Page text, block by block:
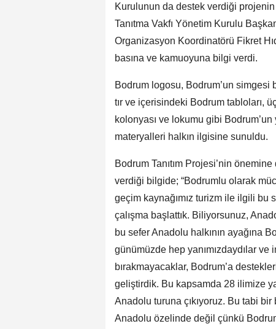
Kurulunun da destek verdiği projenin
Tanıtma Vakfı Yönetim Kurulu
Organizasyon Koordinatörü Fikret
basına ve kamuoyuna bilgi verdi.
Bodrum logosu, Bodrum’un
tır ve içerisindeki Bodrum tabloları,
kolonyası ve lokumu gibi
materyalleri halkın ilgisine sunuldu.
Bodrum Tanıtım Projesi’nin
verdiği bilgide; “Bodrumlu olarak
geçim kaynağımız turizm ile ilgili bu
çalışma başlattık. Biliyorsunuz,
bu sefer Anadolu halkının ayağına
günümüzde hep yanımızdaydılar ve
bırakmayacaklar, Bodrum’a
geliştirdik. Bu kapsamda 28 ilimize
Anadolu turuna çıkıyoruz. Bu tabi
Anadolu özelinde değil çünkü